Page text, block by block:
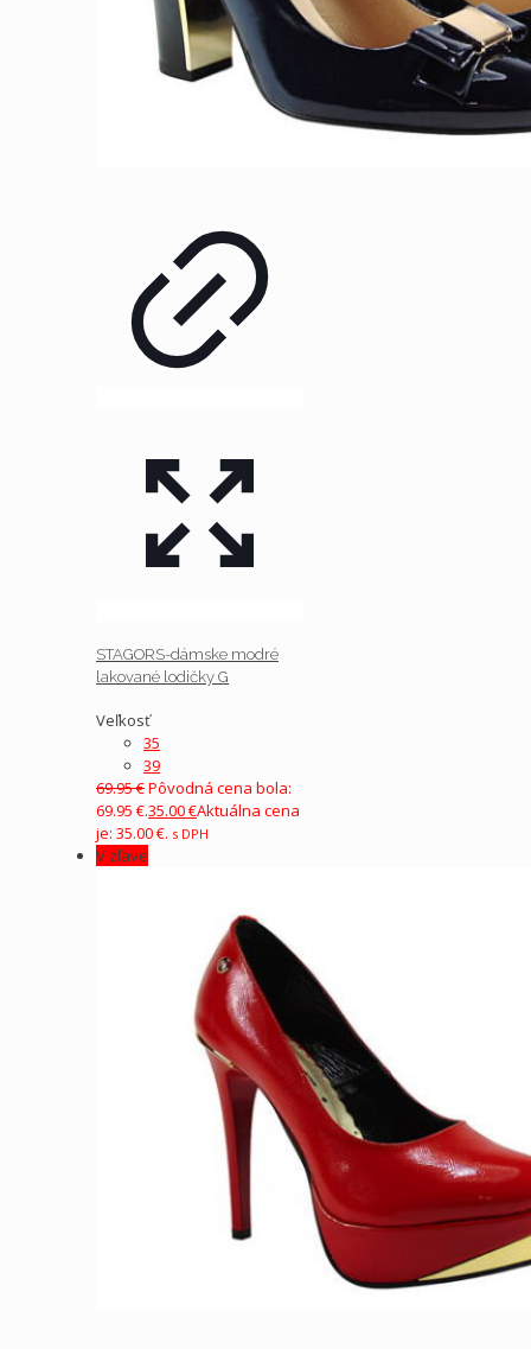
STAGORS-dámske modré
lakované lodičky G
Veľkosť
35
39
69.95€Pôvodná cena bola:
69.95 €.35.00€Aktuálna cena
je: 35.00 €. s DPH
V zľave